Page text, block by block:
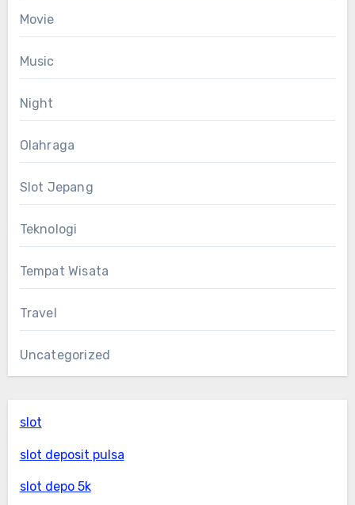
Movie
Music
Night
Olahraga
Slot Jepang
Teknologi
Tempat Wisata
Travel
Uncategorized
slot
slot deposit pulsa
slot depo 5k